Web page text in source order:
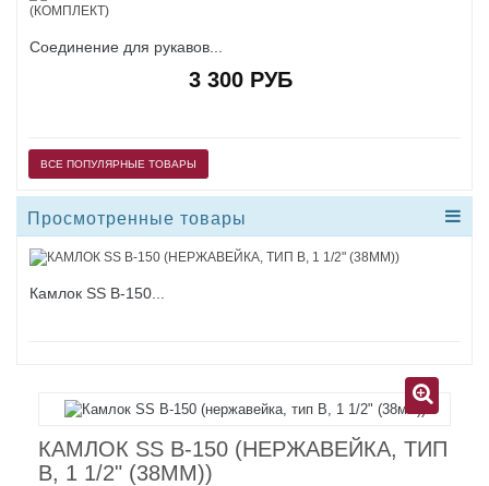
Соединение для рукавов...
3 300 РУБ
ВСЕ ПОПУЛЯРНЫЕ ТОВАРЫ
Просмотренные товары
Камлок SS B-150...
КАМЛОК SS B-150 (НЕРЖАВЕЙКА, ТИП
B, 1 1/2" (38ММ))